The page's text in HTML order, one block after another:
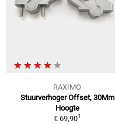
RAXIMO
Stuurverhoger Offset, 30Mm
Hoogte
€ 69,901